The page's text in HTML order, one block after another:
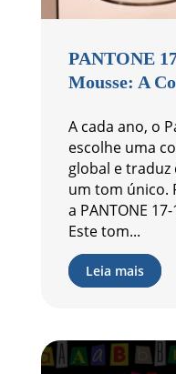
PANTONE
Mousse: A
A cada ano, o
escolhe uma
global e traduz
um tom único.
a PANTONE
Este tom...
Leia mais